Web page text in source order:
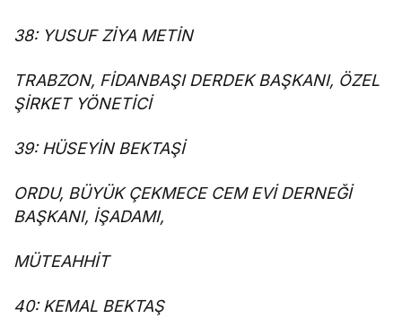
38: YUSUF ZİYA METİN
TRABZON, FİDANBAŞI DERDEK BAŞKANI, ÖZEL
ŞİRKET YÖNETİCİ
39: HÜSEYİN BEKTAŞİ
ORDU, BÜYÜK ÇEKMECE CEM EVİ DERNEĞİ
BAŞKANI, İŞADAMI,
MÜTEAHHİT
40: KEMAL BEKTAŞ